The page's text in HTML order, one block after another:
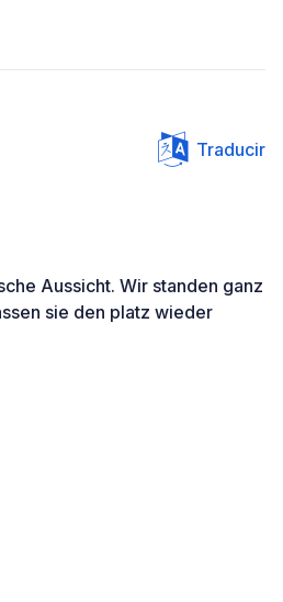
Traducir
Aussicht. Wir standen ganz
sie den platz wieder